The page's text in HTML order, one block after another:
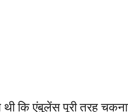
कि एंबुलेंस पूरी तरह